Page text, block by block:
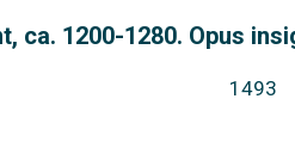
ca. 1200-1280. Opus
1493